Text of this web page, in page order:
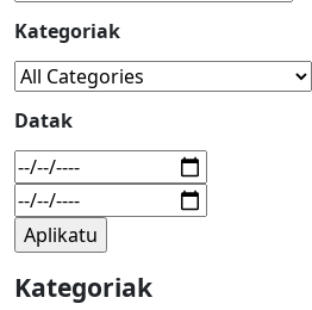
Kategoriak
Datak
Kategoriak